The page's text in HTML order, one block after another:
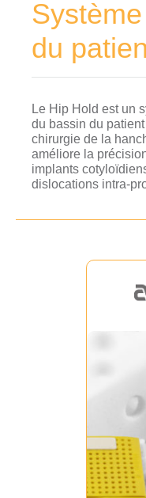
du
Le Hip Hold est un
du bassin du
chirurgie de la
améliore la
implants
dislocations intra-